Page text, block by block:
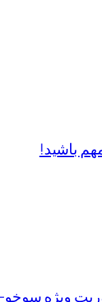
باشید!